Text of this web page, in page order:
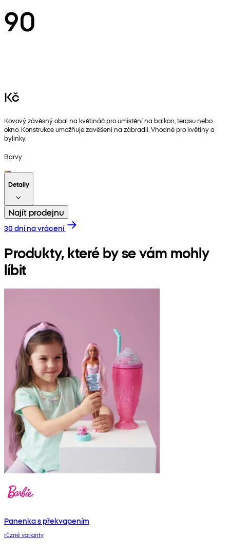
90
Kč
Kovový závěsný obal na květináč pro umístění na balkon, terasu nebo
okno. Konstrukce umožňuje zavěšení na zábradlí. Vhodné pro květiny a
bylinky.
Barvy
Detaily
Najít prodejnu
30 dní na vrácení
Produkty, které by se vám mohly
líbit
Panenka s překvapením
různé varianty